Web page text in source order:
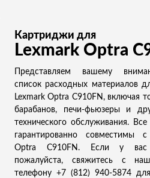
Картриджи для
Lexmark Optra
Представляем вашему
список расходных материалов
Lexmark Optra C910FN, включая
барабанов, печи-фьюзеры и
технического обслуживания.
гарантированно совместимы
Optra C910FN. Если у вас
пожалуйста, свяжитесь с
телефону +7 (812) 940-5874